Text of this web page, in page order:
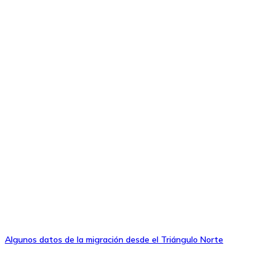
Algunos datos de la migración desde el Triángulo Norte